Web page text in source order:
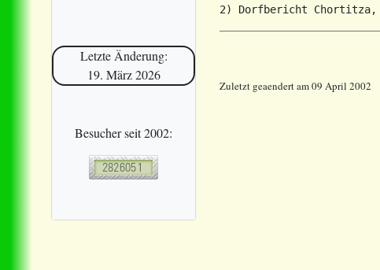
Letzte Änderung:
19. März 2026
Besucher seit 2002:
Zuletzt geaendert am 09 April 2002